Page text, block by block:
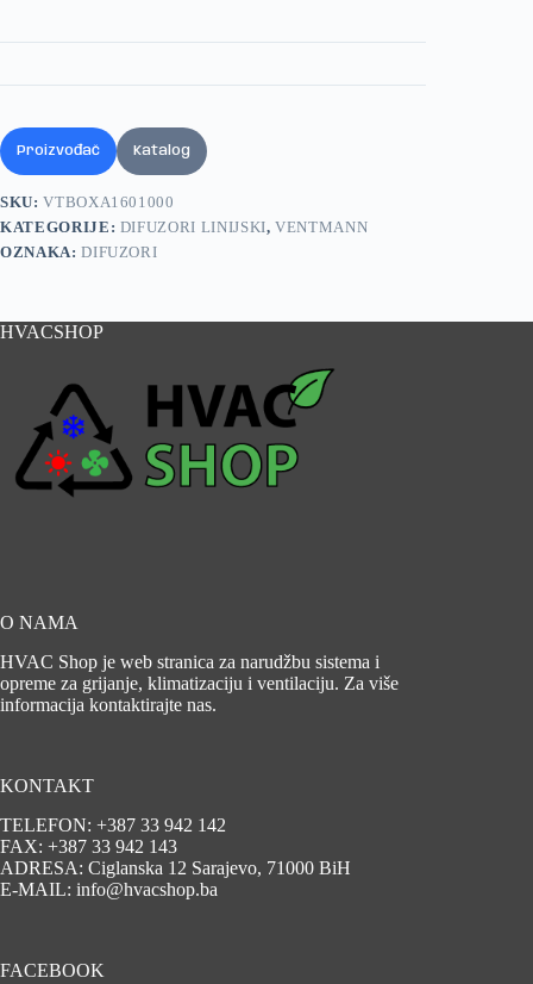
Proizvođač Katalog
SKU:VTBOXA1601000
KATEGORIJE: DIFUZORI LINIJSKI,VENTMANN
OZNAKA:DIFUZORI
HVACSHOP
O NAMA
HVAC Shop je web stranica za narudžbu sistema i
opreme za grijanje, klimatizaciju i ventilaciju. Za više
informacija kontaktirajte nas.
KONTAKT
TELEFON: +387 33 942 142
FAX: +387 33 942 143
ADRESA: Ciglanska 12 Sarajevo, 71000 BiH
E-MAIL: info@hvacshop.ba
FACEBOOK